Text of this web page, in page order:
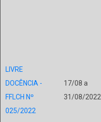
LIVRE
DOCÊNCIA -
FFLCH Nº
025/2022
17/08 a
31/08/2022